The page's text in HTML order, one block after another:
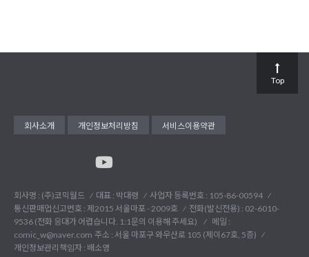
회사소개 개인정보처리방침 서비스이용약관
회사명 : (주)코믹월드 대표 : 박대령
사업자 등록번호 : 105-86-00594
통신판매업신고번호 : 제2015 서울마포 - 2009호
전화(발신전용) : 02-6010-
9536 (전화 응대가 어렵습니다. 1:1문의 이용해 주세요)
메일 :
comic_w@naver.com 주소 : 서울 마포구 와우산로 105 (제이67호, 5층)
개인정보관리책임자 : 배소영
Top